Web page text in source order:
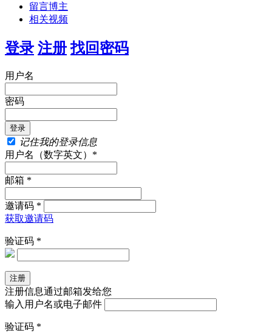
留言博主
相关视频
登录 注册 找回密码
用户名
密码
记住我的登录信息
用户名（数字英文）*
邮箱 *
邀请码 *
获取邀请码
验证码 *
注册信息通过邮箱发给您
输入用户名或电子邮件
验证码 *